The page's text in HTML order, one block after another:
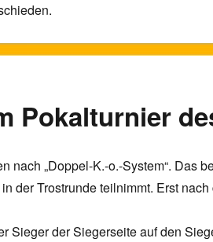
Pokalturnier
nach „Doppel-K.-o.-System“. Das
der Trostrunde teilnimmt. Erst
Sieger der Siegerseite auf den